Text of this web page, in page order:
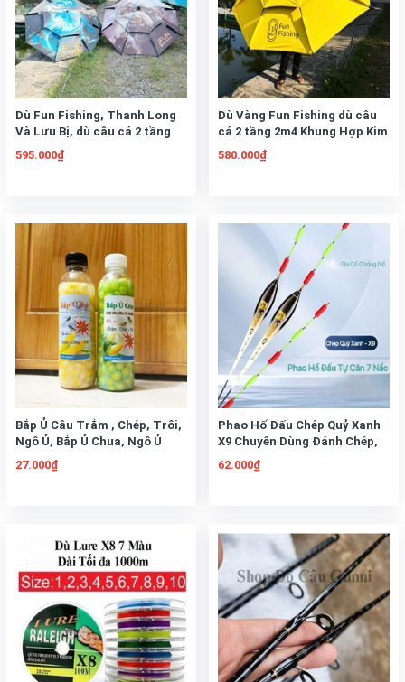
Dù Fun Fishing, Thanh Long
Và Lưu Bị, dù câu cá 2 tầng
2m4 Khung Hợp Kim Cao Cấp,
Có Chân Neo Gió
595.000₫
Dù Vàng Fun Fishing dù câu
cá 2 tầng 2m4 Khung Hợp Kim
Cao Cấp, Có Chân Neo Gió
580.000₫
Bắp Ủ Câu Trắm , Chép, Trôi,
Ngô Ủ, Bắp Ủ Chua, Ngô Ủ
Thơm
27.000₫
Phao Hố Đấu Chép Quỷ Xanh
X9 Chuyên Dùng Đánh Chép,
Trắm
62.000₫